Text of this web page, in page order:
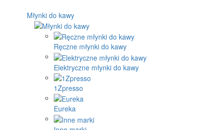
Młynki do kawy
Ręczne młynki do kawy
Elektryczne młynki do kawy
1Zpresso
Eureka